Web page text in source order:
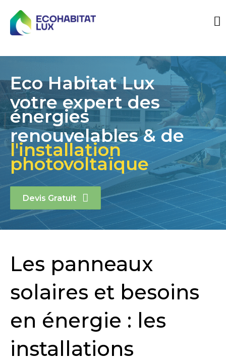
Eco Habitat Lux
votre expert des
énergies
renouvelables & de
l'installation
photovoltaïque
Devis Gratuit
Les panneaux
solaires et besoins
en énergie : les
installations